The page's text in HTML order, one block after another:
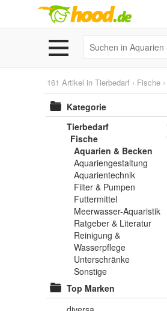
161 Artikel in Tierbedarf › Fische ›
Kategorie
Tierbedarf
Fische
Aquarien & Becken
Aquariengestaltung
Aquarientechnik
Filter & Pumpen
Futtermittel
Meerwasser-Aquaristik
Ratgeber & Literatur
Reinigung &
Wasserpflege
Unterschränke
Sonstige
Top Marken